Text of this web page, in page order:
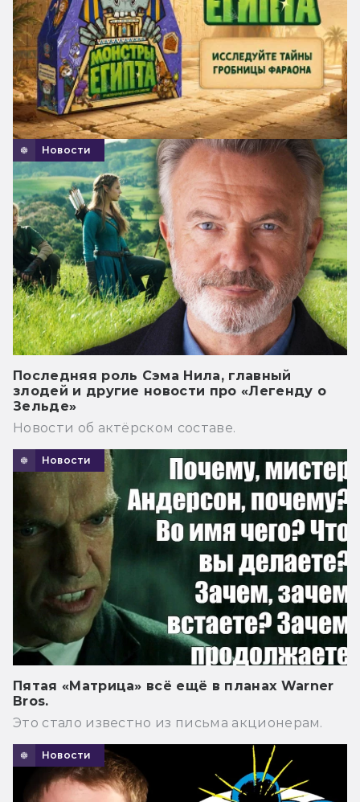
Новости
Последняя роль Сэма Нила, главный
злодей и другие новости про «Легенду о
Зельде»
Новости об актёрском составе.
Новости
Пятая «Матрица» всё ещё в планах Warner
Bros.
Это стало известно из письма акционерам.
Новости